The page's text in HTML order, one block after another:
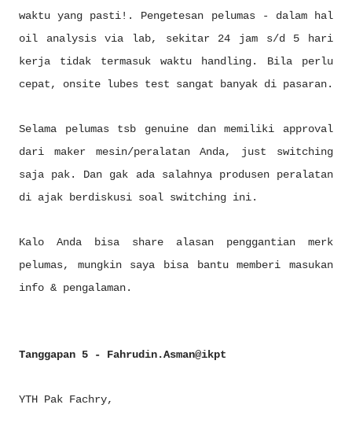
waktu yang pasti!. Pengetesan pelumas - dalam hal
oil analysis via lab, sekitar 24 jam s/d 5 hari
kerja tidak termasuk waktu handling. Bila perlu
cepat, onsite lubes test sangat banyak di pasaran.
Selama pelumas tsb genuine dan memiliki approval
dari maker mesin/peralatan Anda, just switching
saja pak. Dan gak ada salahnya produsen peralatan
di ajak berdiskusi soal switching ini.
Kalo Anda bisa share alasan penggantian merk
pelumas, mungkin saya bisa bantu memberi masukan
info & pengalaman.
Tanggapan 5 - Fahrudin.Asman@ikpt
YTH Pak Fachry,